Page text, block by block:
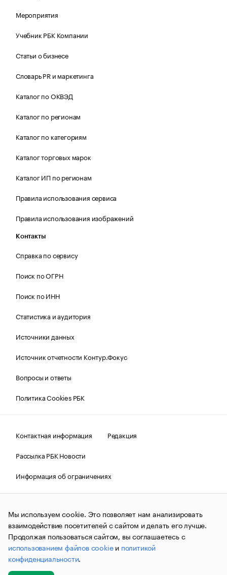
Мероприятия
Учебник РБК Компании
Статьи о бизнесе
Словарь PR и маркетинга
Каталог по ОКВЭД
Каталог по регионам
Каталог по категориям
Каталог торговых марок
Каталог ИП по регионам
Правила использования сервиса
Правила использования изображений
Контакты
Справка по сервису
Поиск по ОГРН
Поиск по ИНН
Статистика и аудитория
Источники данных
Источник отчетности Контур.Фокус
Вопросы и ответы
Политика Cookies РБК
Контактная информация
Редакция
Рассылка РБК Новости
Информация об ограничениях
Правовая информация
О соблюдении авторских прав
© АО «РОСБИЗНЕСКОНСАЛТИНГ»,1995–2026.Сообщения
и материалы информационного агентства «РБК»
(зарегистрировано Федеральной службой по надзору в сфере
связи, информационных технологий и массовых
коммуникаций (Роскомнадзор) 09.12.2015 за номером ИА
№ФС77-63848) сопровождаются пометкой «РБК». Отдельные
публикации могут содержать информацию,
не предназначенную для пользователей
Мы используем cookie. Это позволяет нам анализировать
взаимодействие посетителей с сайтом и делать его лучше.
Продолжая пользоваться сайтом, вы соглашаетесь с
использованием файлов cookieи политикой
конфиденциальности.